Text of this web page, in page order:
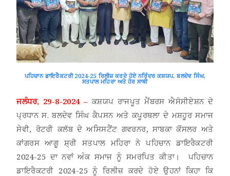
ਪਹਿਚਾਨ ਡਾਇਰੈਕਟਰੀ 2024-25 ਰਿਲੀਜ਼ ਕਰਦੇ ਹੋਏ ਨਰਿੰਦਰ ਕਸ਼ਯਪ, ਬਲਦੇਵ ਸਿੰਘ,
ਸਤਪਾਲ ਮਹਿਰਾ ਅਤੇ ਹੋਰ ਸਾਥੀ
ਜਲੰਧਰ, 29-8-2024 – ਕਸ਼ਯਪ ਰਾਜਪੂਤ ਮੈਂਬਰਸ ਐਸੋਸੀਏਸ਼ਨ ਦੇ
ਪ੍ਰਧਾਨ ਸ. ਬਲਦੇਵ ਸਿੰਘ ਕੈਪਸਨ ਅਤੇ ਕਪੂਰਥਲਾ ਦੇ ਮਸ਼ਹੂਰ ਸਮਾਜ
ਸੇਵੀ, ਰੋਟਰੀ ਕਲੱਬ ਦੇ ਅਸਿਸਟੈਂਟ ਗਵਰਨਰ, ਸਾਬਕਾ ਕੋਂਸਲਰ ਅਤੇ
ਕਾਂਗਰਸ ਆਗੂ ਸ਼੍ਰੀ ਸਤਪਾਲ ਮਹਿਰਾ ਨੇ ਪਹਿਚਾਨ ਡਾਇਰੈਕਟਰੀ
2024-25 ਦਾ ਨਵਾਂ ਅੰਕ ਸਮਾਜ ਨੂੰ ਸਮਰਪਿਤ ਕੀਤਾ। ਪਹਿਚਾਨ
ਡਾਇਰੈਕਟਰੀ 2024-25 ਨੂੰ ਰਿਲੀਜ਼ ਕਰਦੇ ਹੋਏ ਉਹਨਾਂ ਕਿਹਾ ਕਿ